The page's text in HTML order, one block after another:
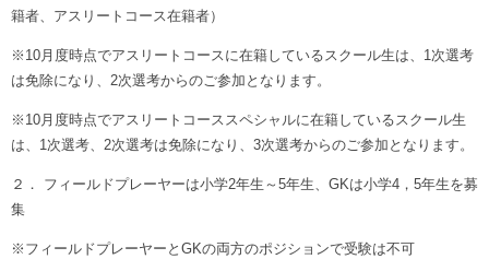
籍者、アスリートコース在籍者）
※10月度時点でアスリートコースに在籍しているスクール生は、1次選考
は免除になり、2次選考からのご参加となります。
※10月度時点でアスリートコーススペシャルに在籍しているスクール生
は、1次選考、2次選考は免除になり、3次選考からのご参加となります。
２． フィールドプレーヤーは小学2年生～5年生、GKは小学4，5年生を募
集
※フィールドプレーヤーとGKの両方のポジションで受験は不可